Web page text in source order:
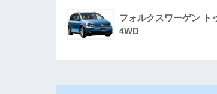
フォルクスワーゲン ト
4WD